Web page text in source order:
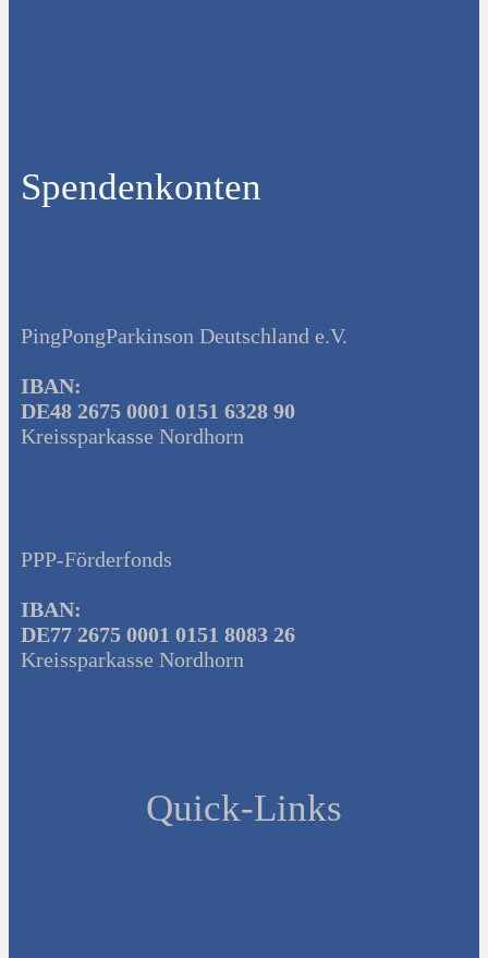
Spendenkonten
PingPongParkinson Deutschland e.V.
IBAN:
DE48 2675 0001 0151 6328 90
Kreissparkasse Nordhorn
PPP-Förderfonds
IBAN:
DE77 2675 0001 0151 8083 26
Kreissparkasse Nordhorn
Quick-Links